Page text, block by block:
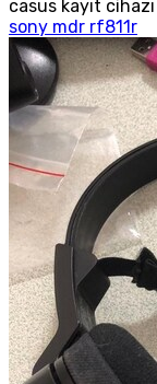
casus kayıt cihazı
sony mdr rf811r